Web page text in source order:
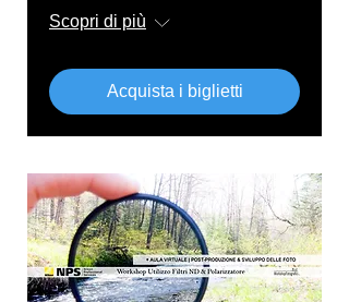
Scopri di più
Acquista i biglietti